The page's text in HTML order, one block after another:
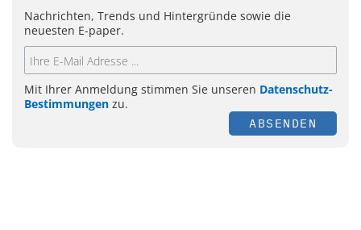
Nachrichten, Trends und Hintergründe sowie die
neuesten E-paper.
Mit Ihrer Anmeldung stimmen Sie unseren Datenschutz-
Bestimmungen zu.
ABSENDEN